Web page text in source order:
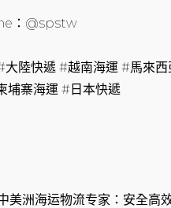
：@spstw
大陸快遞 #越南海運 #馬來
埔寨海運 #日本快遞
美洲海运物流专家：安全高